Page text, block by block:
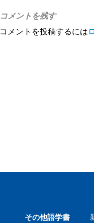
コメントを残す
コメントを投稿するには
その他語学書